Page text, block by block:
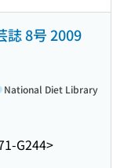
誌 8号 2009
G244>
National Diet Library